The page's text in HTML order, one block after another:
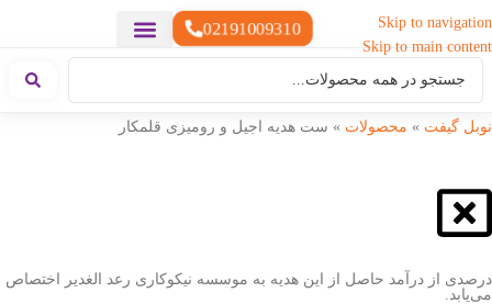
Skip to navigation
Skip to main content
02191009310
نوبل گیفت » محصولات » ست هدیه اجیل و رومیزی قلمکار
درصدی از درآمد حاصل از این هدیه به موسسه نیکوکاری رعد الغدیر اختصاص
می‌یابد.